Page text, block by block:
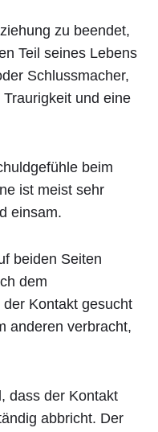
zu beendet,
Teil seines Lebens
Schlussmacher,
und eine
beim
ist meist sehr
einsam.
beiden Seiten
dem
Kontakt gesucht
anderen verbracht,
dass der Kontakt
abbricht. Der